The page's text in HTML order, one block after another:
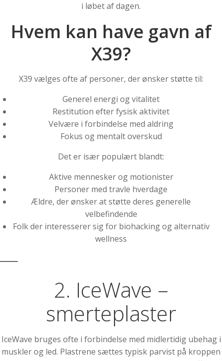
i løbet af dagen.
Hvem kan have gavn af
X39?
X39 vælges ofte af personer, der ønsker støtte til:
Generel energi og vitalitet
Restitution efter fysisk aktivitet
Velvære i forbindelse med aldring
Fokus og mentalt overskud
Det er især populært blandt:
Aktive mennesker og motionister
Personer med travle hverdage
Ældre, der ønsker at støtte deres generelle
velbefindende
Folk der interesserer sig for biohacking og alternativ
wellness
2. IceWave –
smerteplaster
IceWave bruges ofte i forbindelse med midlertidig ubehag i
muskler og led. Plastrene sættes typisk parvist på kroppen